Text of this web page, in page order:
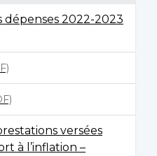
dépenses 2022-2023
versées
à l’inflation –